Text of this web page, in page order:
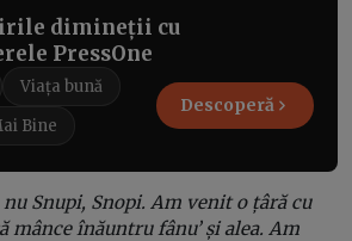
dimineții cu
PressOne
Viața bună
Bine
Descoperă
Snupi, Snopi. Am venit o țâră cu
mânce înăuntru fânu’ și alea. Am